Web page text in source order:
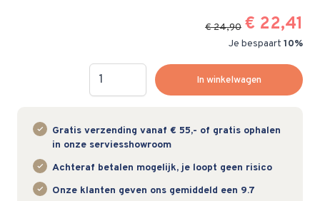
€ 24,90 € 22,41
Je bespaart 10%
Hoeveelheid
In winkelwagen
Gratis verzending vanaf € 55,- of gratis ophalen
in onze serviesshowroom
Achteraf betalen mogelijk, je loopt geen risico
Onze klanten geven ons gemiddeld een 9.7